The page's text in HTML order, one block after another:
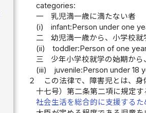
categories:
一
乳児満一歳に満たない者
(i)
infant:Person under one
二
幼児満一歳から、小学校
(ii)
toddler:Person of one
三
少年小学校就学の始期か
(iii)
juvenile:Person under 18
２
この法律で、障害児とは、
十七号）第二条第二項に規定
社会生活を総合的に支援するた